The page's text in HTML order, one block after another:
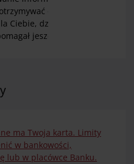
oferty
Ciebie, dzięki temu
jeszcze szybciej.
ma Twoja karta. Limity
w bankowości,
lub w placówce Banku.